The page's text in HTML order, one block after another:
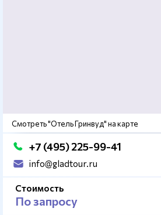
Смотреть "Отель Гринвуд" на карте
+7 (495) 225-99-41
info@gladtour.ru
Стоимость
По запросу